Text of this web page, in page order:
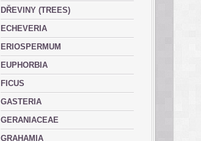
DŘEVINY (TREES)
ECHEVERIA
ERIOSPERMUM
EUPHORBIA
FICUS
GASTERIA
GERANIACEAE
GRAHAMIA